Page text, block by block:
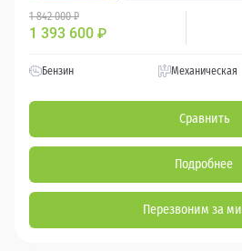
1 842 000 ₽
1 393 600 ₽
Бензин Механическая
Сравнить
Подробнее
Перезвоним за